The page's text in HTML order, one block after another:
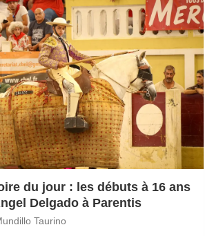
du jour : les débuts à 16 ans
Delgado à Parentis
Taurino